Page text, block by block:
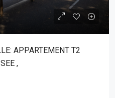
APPARTEMENT T2
,